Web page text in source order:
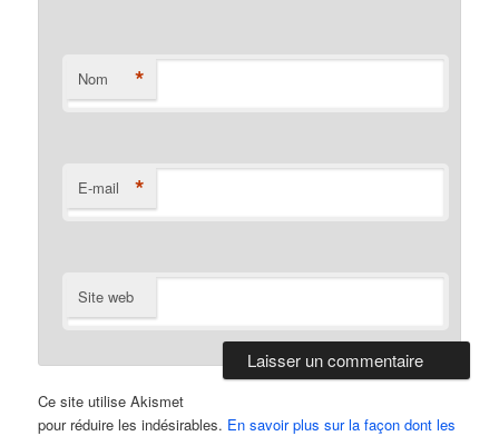
Nom *
E-mail *
Site web
Ce site utilise Akismet
pour réduire les indésirables. En savoir plus sur la façon dont les